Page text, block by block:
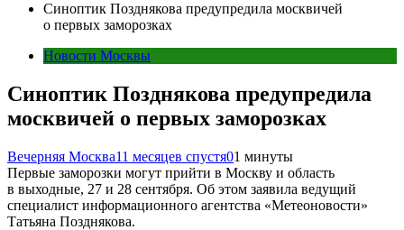
Синоптик Позднякова предупредила москвичей
о первых заморозках
Новости Москвы
Синоптик Позднякова предупредила
москвичей о первых заморозках
Вечерняя Москва11 месяцев спустя01 минуты
Первые заморозки могут прийти в Москву и область
в выходные, 27 и 28 сентября. Об этом заявила ведущий
специалист информационного агентства «Метеоновости»
Татьяна Позднякова.